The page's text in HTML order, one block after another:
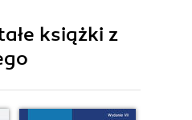
książki z